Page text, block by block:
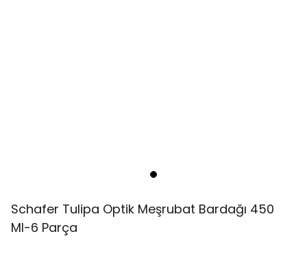
Schafer Tulipa Optik Meşrubat Bardağı 450
Ml-6 Parça